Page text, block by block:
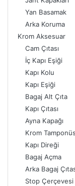
Yan Basamak
Arka Koruma
Krom Aksesuar
Cam Çıtası
İç Kapı Eşiği
Kapı Kolu
Kapı Eşiği
Bagaj Alt Çıta
Kapı Çıtası
Ayna Kapağı
Krom
Kapı Direği
Bagaj Açma
Arka Bagaj
Stop Çerçevesi